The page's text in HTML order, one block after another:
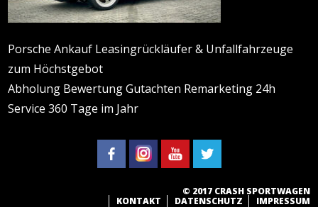
Porsche Ankauf Leasingrückläufer & Unfallfahrzeuge
zum Höchstgebot
Abholung Bewertung Gutachten Remarketing 24h
Service 360 Tage im Jahr
© 2017 CRASH SPORTWAGEN
KONTAKT
DATENSCHUTZ IMPRESSUM